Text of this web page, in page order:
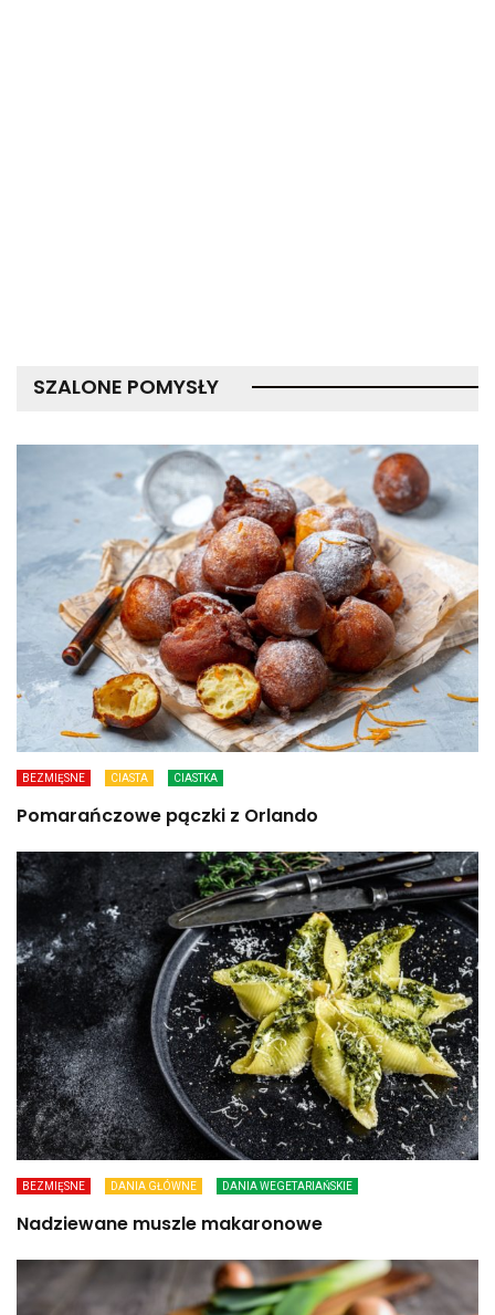
SZALONE POMYSŁY
BEZMIĘSNE CIASTA CIASTKA
Pomarańczowe pączki z Orlando
BEZMIĘSNE DANIA GŁÓWNE DANIA WEGETARIAŃSKIE
Nadziewane muszle makaronowe